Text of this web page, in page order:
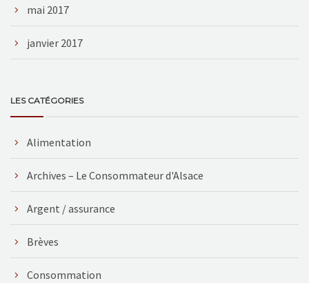
mai 2017
janvier 2017
LES CATÉGORIES
Alimentation
Archives – Le Consommateur d'Alsace
Argent / assurance
Brèves
Consommation